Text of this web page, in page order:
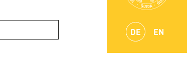
DE EN